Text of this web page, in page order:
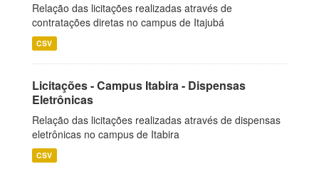
Relação das licitações realizadas através de
contratações diretas no campus de Itajubá
CSV
Licitações - Campus Itabira - Dispensas
Eletrônicas
Relação das licitações realizadas através de dispensas
eletrônicas no campus de Itabira
CSV